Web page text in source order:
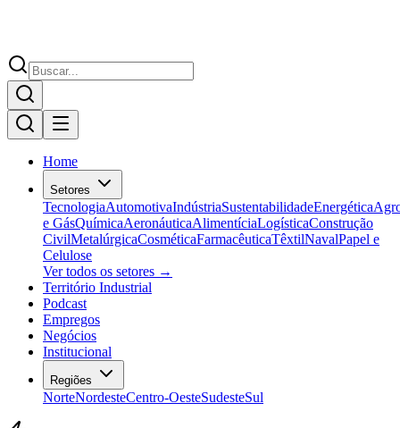
Home
Setores
TecnologiaAutomotivaIndústriaSustentabilidadeEnergética
e GásQuímicaAeronáuticaAlimentíciaLogísticaConstrução
CivilMetalúrgicaCosméticaFarmacêuticaTêxtilNavalPapel e
Celulose
Ver todos os setores →
Território Industrial
Podcast
Empregos
Negócios
Institucional
Regiões
NorteNordesteCentro-OesteSudesteSul